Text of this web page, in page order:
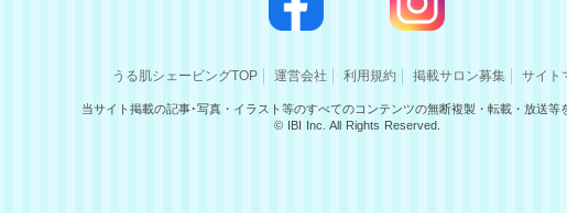
うる肌シェービングTOP 運営会社 利用規約 掲載サロン募集 サイト
当サイト掲載の記事･写真・イラスト等のすべてのコンテンツの無断複製・転載・放送等
© IBI Inc. All Rights Reserved.